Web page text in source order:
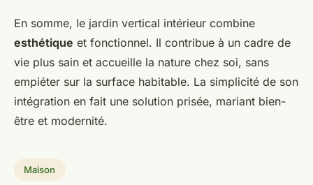
En somme, le jardin vertical intérieur combine
esthétique et fonctionnel. Il contribue à un cadre de
vie plus sain et accueille la nature chez soi, sans
empiéter sur la surface habitable. La simplicité de son
intégration en fait une solution prisée, mariant bien-
être et modernité.
Maison